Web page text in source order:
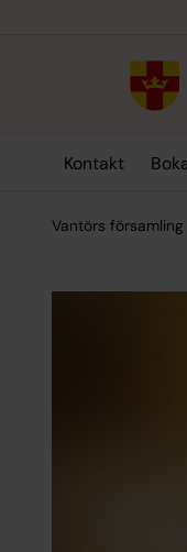
Kontakt
Vantörs församling